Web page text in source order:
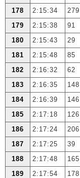
178
2:15:34 279
179
2:15:38 91
180
2:15:43 29
181
2:15:48 85
182
2:16:32 62
183
2:16:35 148
184
2:16:39 146
185
2:17:18 126
186
2:17:24 206
187
2:17:25 39
188
2:17:48 165
189
2:17:54 178